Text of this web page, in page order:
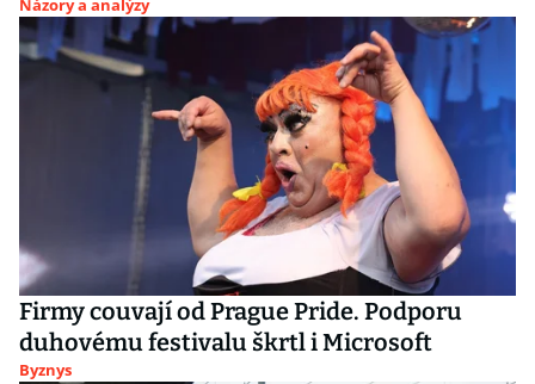
Názory a analýzy
Firmy couvají od Prague Pride. Podporu
duhovému festivalu škrtl i Microsoft
Byznys